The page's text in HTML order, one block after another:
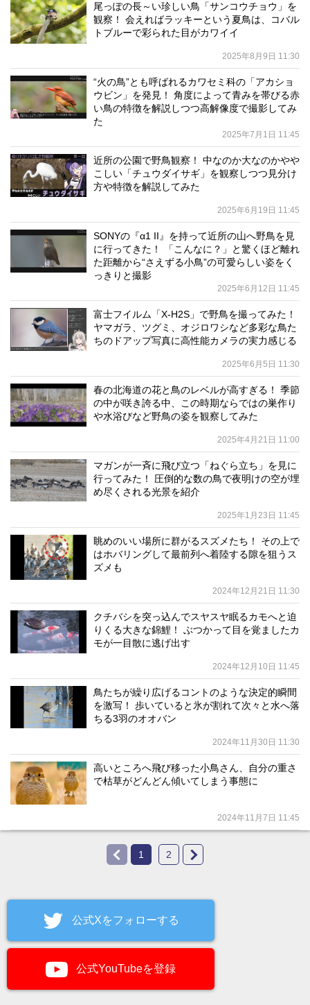
尾っぽの長～い珍しい鳥「サンコウチョウ」を
観察！ 会えればラッキーという夏鳥は、コバル
トブルーで彩られた目がカワイイ
2025年8月9日 11:30
“火の鳥”とも呼ばれるカワセミ科の「アカショ
ウビン」を発見！ 角度によって青みを帯びる赤
い鳥の特徴を解説しつつ高解像度で撮影してみ
た
2025年7月1日 11:45
近所の公園で野鳥観察！ 中なのか大なのかやや
こしい「チュウダイサギ」を観察しつつ見分け
方や特徴を解説してみた
2025年6月19日 11:45
SONYの『α1 II』を持って近所の山へ野鳥を見
に行ってきた！ 「こんなに？」と驚くほど離れ
た距離から“さえずる小鳥”の可愛らしい姿をく
っきりと撮影
2025年6月12日 11:45
富士フイルム「X-H2S」で野鳥を撮ってみた！
ヤマガラ、ツグミ、オジロワシなど多彩な鳥た
ちのドアップ写真に高性能カメラの実力感じる
2025年6月5日 11:30
春の北海道の花と鳥のレベルが高すぎる！ 季節
の中が咲き誇る中、この時期ならではの巣作り
や水浴びなど野鳥の姿を観察してみた
2025年4月21日 11:00
マガンが一斉に飛び立つ「ねぐら立ち」を見に
行ってみた！ 圧倒的な数の鳥で夜明けの空が埋
め尽くされる光景を紹介
2025年1月23日 11:45
眺めのいい場所に群がるスズメたち！ その上で
はホバリングして最前列へ着陸する隙を狙うス
ズメも
2024年12月21日 11:30
クチバシを突っ込んでスヤスヤ眠るカモへと迫
りくる大きな錦鯉！ ぶつかって目を覚ましたカ
モが一目散に逃げ出す
2024年12月10日 11:45
鳥たちが繰り広げるコントのような決定的瞬間
を激写！ 歩いていると氷が割れて次々と水へ落
ちる3羽のオオバン
2024年11月30日 11:30
高いところへ飛び移った小鳥さん、自分の重さ
で枯草がどんどん傾いてしまう事態に
2024年11月7日 11:45
1 2
公式Xをフォローする
公式YouTubeを登録